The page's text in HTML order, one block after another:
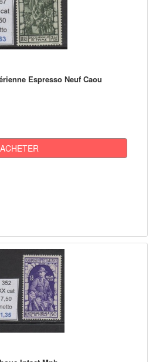
Espresso Neuf Caou
ACHETER